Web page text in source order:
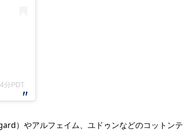
分PDT
）やアルフェイム、ユドゥンなどのコットンテ